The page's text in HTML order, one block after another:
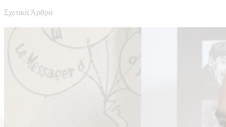
Σχετικά Άρθρα